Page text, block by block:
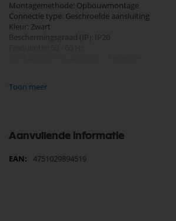
Montagemethode: Opbouwmontage
Connectie type: Geschroefde aansluiting
Kleur: Zwart
Beschermingsgraad (IP): IP20
Lengte: 115 mm
Toon meer
Aanvullende informatie
Meer
4751029894519